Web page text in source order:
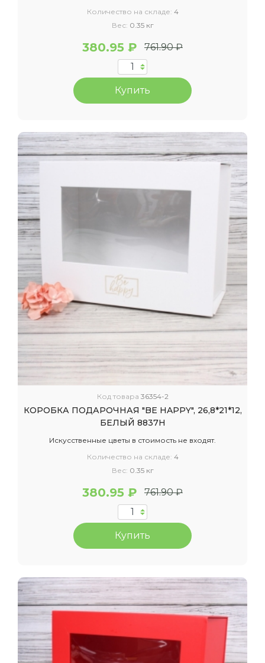
Количество на складе: 4
Вес: 0.35 кг
380.95 ₽ 761.90 ₽
Купить
Код товара 36354-2
КОРОБКА ПОДАРОЧНАЯ "BE HAPPY", 26,8*21*12,
БЕЛЫЙ 8837Н
Искусственные цветы в стоимость не входят.
Количество на складе: 4
Вес: 0.35 кг
380.95 ₽ 761.90 ₽
Купить